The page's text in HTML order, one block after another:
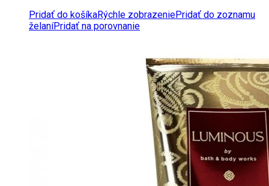
Pridať do košíkaRýchle zobrazeniePridať do zoznamu
želaníPridať na porovnanie